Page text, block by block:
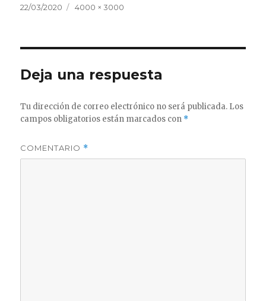
Publicado
22/03/2020
Tamaño
4000 × 3000
Deja una respuesta
Tu dirección de correo electrónico no será publicada. Los
campos obligatorios están marcados con *
COMENTARIO *